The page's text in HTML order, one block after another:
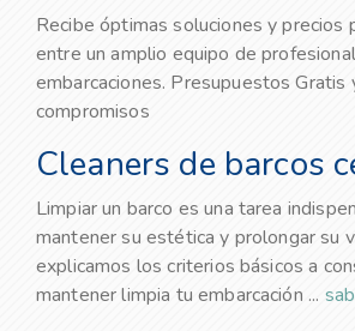
Recibe óptimas soluciones y precios
entre un amplio equipo de
embarcaciones. Presupuestos Gratis
compromisos
Cleaners de barcos
Limpiar un barco es una tarea
mantener su estética y prolongar su
explicamos los criterios básicos a
mantener limpia tu embarcación ...